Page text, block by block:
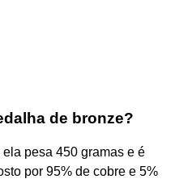
de bronze?
pesa 450 gramas e é
por 95% de cobre e 5%